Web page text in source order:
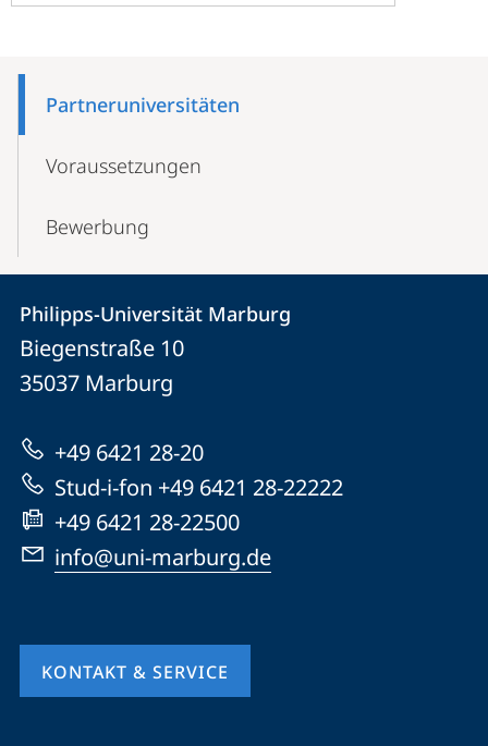
NavigationPartneruniversitäten
Voraussetzungen
Bewerbung
Kontakt
und
Informationen
zur
Website
Kontaktinformationen
Philipps-
Universität
Philipps-Universität Marburg
Biegenstraße 10
35037 Marburg
+49 6421 28-20
Stud-i-fon +49 6421 28-22222
+49 6421 28-22500
info@uni-marburg.de
KONTAKT & SERVICE